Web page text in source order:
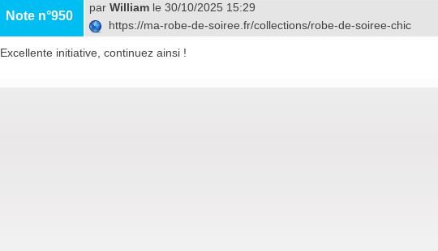
Note n°950
par William le 30/10/2025 15:29
https://ma-robe-de-soiree.fr/collections/robe-de-soiree-chic
Excellente initiative, continuez ainsi !